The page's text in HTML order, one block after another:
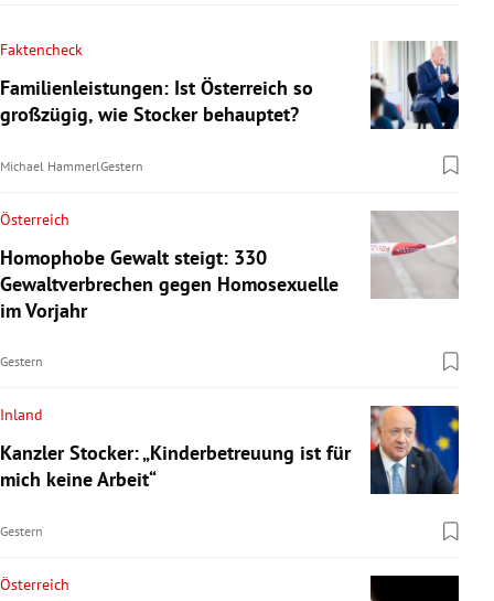
Faktencheck
Familienleistungen: Ist Österreich so
großzügig, wie Stocker behauptet?
Michael HammerlGestern
Österreich
Homophobe Gewalt steigt: 330
Gewaltverbrechen gegen Homosexuelle
im Vorjahr
Gestern
Inland
Kanzler Stocker: „Kinderbetreuung ist für
mich keine Arbeit“
Gestern
Österreich